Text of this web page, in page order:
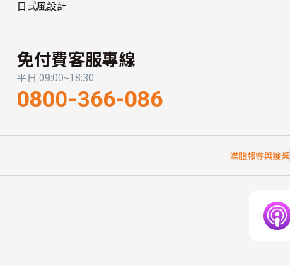
日式風設計
免付費客服專線
平日 09:00~18:30
0800-366-086
媒體報導與獲獎